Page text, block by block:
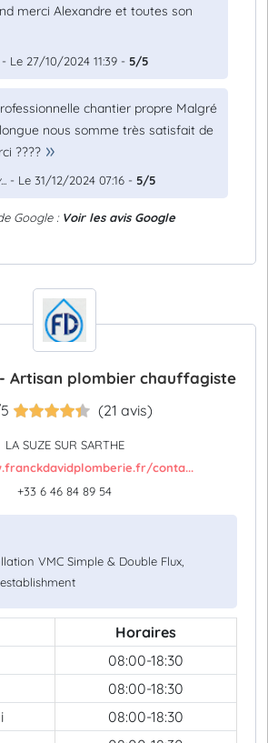
merci Alexandre et toutes son
- Le 27/10/2024 11:39 - 5/5
chantier propre Malgré
nous somme très satisfait de
????
- Le 31/12/2024 07:16 - 5/5
Google : Voir les avis Google
- Artisan plombier chauffagiste
(21 avis)
LA SUZE SUR SARTHE
conta...
+33 6 46 84 89 54
VMC Simple & Double Flux,
Horaires
08:00-18:30
08:00-18:30
08:00-18:30